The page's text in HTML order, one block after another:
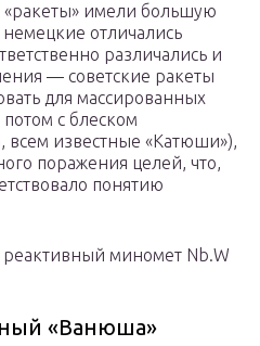
«ракеты» имели большую
отличались
различались и
— советские ракеты
для массированных
с блеском
известные «Катюши»),
поражения целей, что,
понятию
миномет Nb.W
«Ванюша»